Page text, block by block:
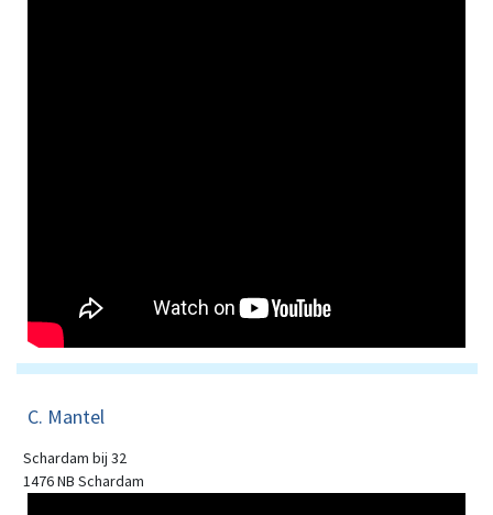
C. Mantel
Schardam bij 32
1476 NB Schardam